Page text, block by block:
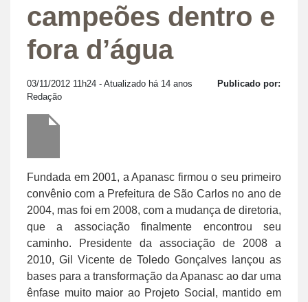
campeões dentro e
fora d’água
03/11/2012 11h24 - Atualizado há 14 anos
Publicado por:
Redação
Fundada em 2001, a Apanasc firmou o seu primeiro
convênio com a Prefeitura de São Carlos no ano de
2004, mas foi em 2008, com a mudança de diretoria,
que a associação finalmente encontrou seu
caminho. Presidente da associação de 2008 a
2010, Gil Vicente de Toledo Gonçalves lançou as
bases para a transformação da Apanasc ao dar uma
ênfase muito maior ao Projeto Social, mantido em